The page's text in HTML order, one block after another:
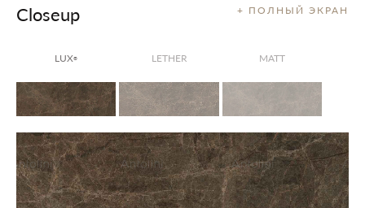
+ ПОЛНЫЙ ЭКРАН
Closeup
LUX® LETHER MATT